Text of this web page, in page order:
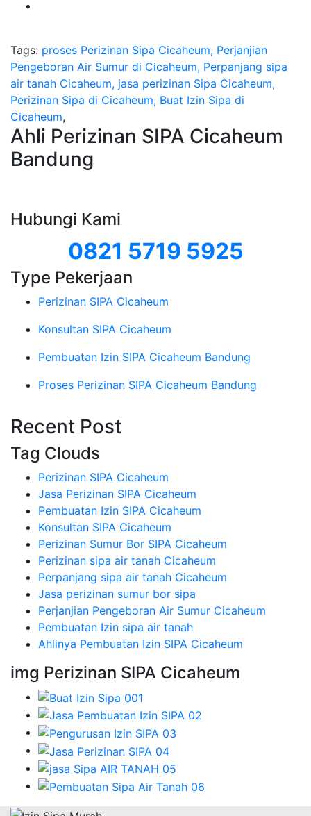
Tags: proses Perizinan Sipa Cicaheum, Perjanjian
Pengeboran Air Sumur di Cicaheum, Perpanjang sipa
air tanah Cicaheum, jasa perizinan Sipa Cicaheum,
Perizinan Sipa di Cicaheum, Buat Izin Sipa di
Cicaheum,
Ahli Perizinan SIPA Cicaheum
Bandung
Hubungi Kami
0821 5719 5925
Type Pekerjaan
Perizinan SIPA Cicaheum
Konsultan SIPA Cicaheum
Pembuatan Izin SIPA Cicaheum Bandung
Proses Perizinan SIPA Cicaheum Bandung
Recent Post
Tag Clouds
Perizinan SIPA Cicaheum
Jasa Perizinan SIPA Cicaheum
Pembuatan Izin SIPA Cicaheum
Konsultan SIPA Cicaheum
Perizinan Sumur Bor SIPA Cicaheum
Perizinan sipa air tanah Cicaheum
Perpanjang sipa air tanah Cicaheum
Jasa perizinan sumur bor sipa
Perjanjian Pengeboran Air Sumur Cicaheum
Pembuatan Izin sipa air tanah
Ahlinya Pembuatan Izin SIPA Cicaheum
img Perizinan SIPA Cicaheum